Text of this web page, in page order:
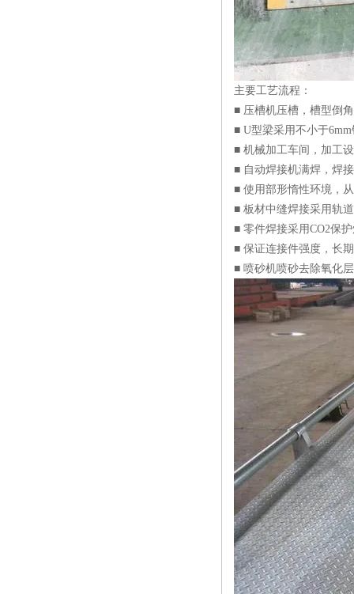
主要工艺流程：
■ 压槽机压槽，槽型倒
■ U型梁采用不小于
■ 机械加工车间，加工
■ 自动焊接机满焊，焊
■ 使用部形惰性环境，
■ 板材中缝焊接采用轨
■ 零件焊接采用CO2保
■ 保证连接件强度，长
■ 喷砂机喷砂去除氧化